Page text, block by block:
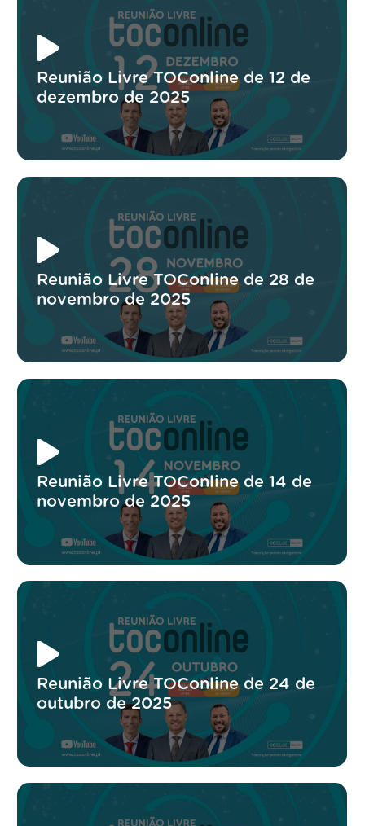
Reunião Livre TOConline de 12 de
dezembro de 2025
Reunião Livre TOConline de 28 de
novembro de 2025
Reunião Livre TOConline de 14 de
novembro de 2025
Reunião Livre TOConline de 24 de
outubro de 2025